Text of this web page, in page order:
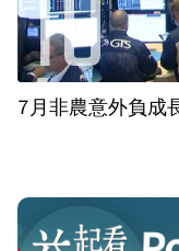
7月非農意外負成